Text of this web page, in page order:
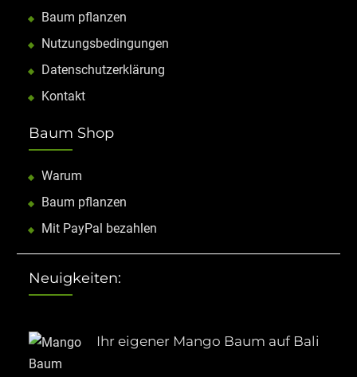
Baum pflanzen
Nutzungsbedingungen
Datenschutzerklärung
Kontakt
Baum Shop
Warum
Baum pflanzen
Mit PayPal bezahlen
Neuigkeiten:
Ihr eigener Mango Baum auf Bali